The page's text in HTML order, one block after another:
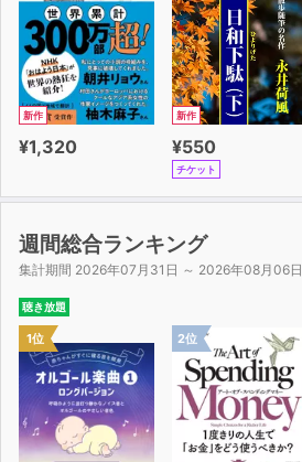
新作
¥1,320
新作
¥550
チケット
週間総合ランキング
集計期間 2026年07月31日 ～ 2026年08月06日
聴き放題
1位 2位